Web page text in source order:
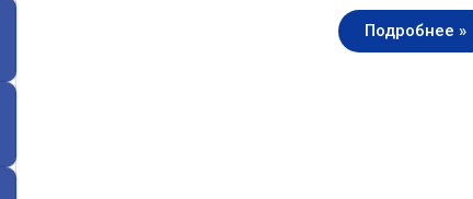
Подробнее »